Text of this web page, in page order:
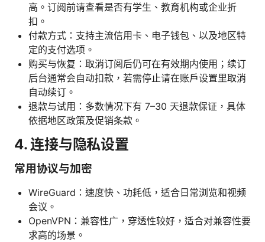
高。订阅前请查看是否有学生、教育机构或企业折
扣。
付款方式：支持主流信用卡、电子钱包、以及地区特
定的支付选项。
购买与恢复：取消订阅后仍可在有效期内使用；续订
后台通常会自动扣款，若需停止请在账户设置里取消
自动续订。
退款与试用：多数情况下有 7–30 天退款保证，具体
依据地区政策及促销条款。
4. 连接与隐私设置
常用协议与加密
WireGuard：速度快、功耗低，适合日常浏览和视频
会议。
OpenVPN：兼容性广，穿透性较好，适合对兼容性要
求高的场景。